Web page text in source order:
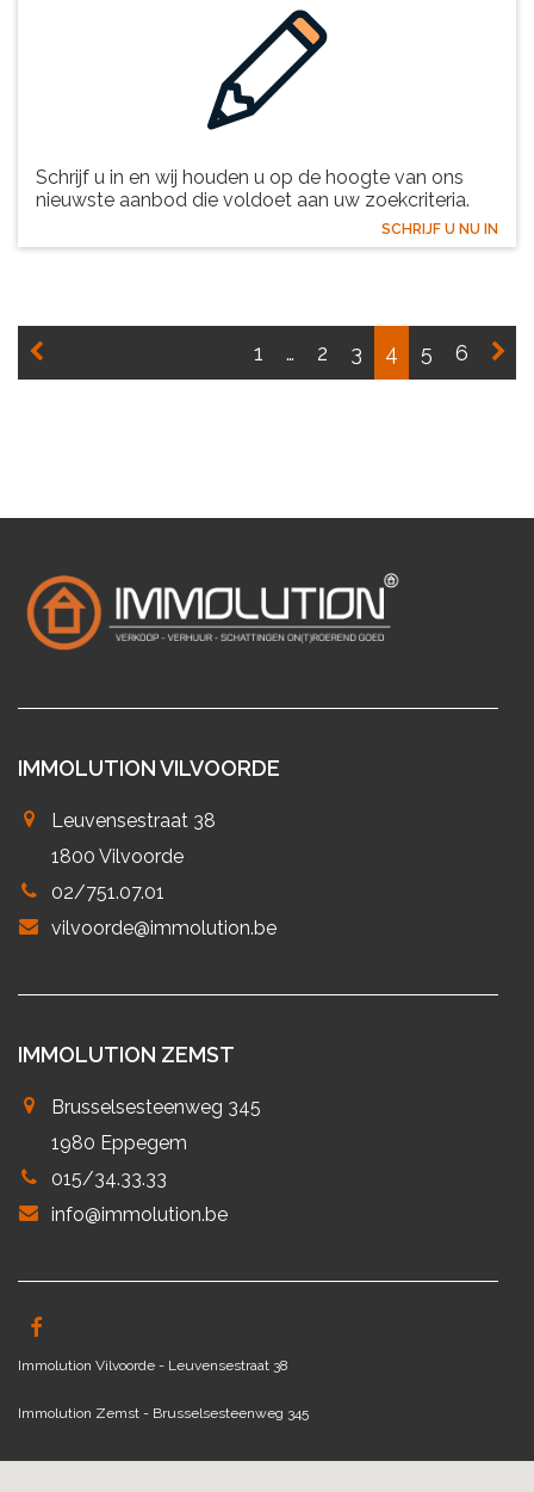
Schrijf u in en wij houden u op de hoogte van ons
nieuwste aanbod die voldoet aan uw zoekcriteria.
SCHRIJF U NU IN
1 … 2 3 4 5 6
IMMOLUTION VILVOORDE
Leuvensestraat 38
1800 Vilvoorde
02/751.07.01
vilvoorde@immolution.be
IMMOLUTION ZEMST
Brusselsesteenweg 345
1980 Eppegem
015/34.33.33
info@immolution.be
Immolution Vilvoorde - Leuvensestraat 38
Immolution Zemst - Brusselsesteenweg 345